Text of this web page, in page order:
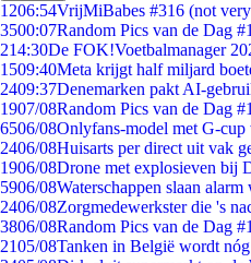
1206:54VrijMiBabes #316 (not
3500:07Random Pics van de Dag
214:30De FOK!Voetbalmanager
1509:40Meta krijgt half miljard
2409:37Denemarken pakt AI-
1907/08Random Pics van de Dag
6506/08Onlyfans-model met G-cup
2406/08Huisarts per direct uit vak
1906/08Drone met explosieven bij
5906/08Waterschappen slaan
2406/08Zorgmedewerkster die 's
3806/08Random Pics van de Dag
2105/08Tanken in België wordt